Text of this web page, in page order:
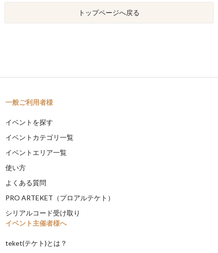
トップページへ戻る
一般ご利用者様
イベントを探す
イベントカテゴリ一覧
イベントエリア一覧
使い方
よくある質問
PRO ARTEKET（プロアルテケト）
シリアルコード受け取り
イベント主催者様へ
teket(テケト)とは？